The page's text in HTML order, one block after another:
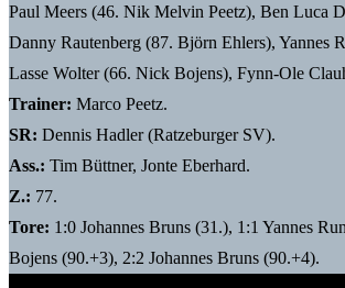
Paul Meers (46. Nik Melvin Peetz), Ben Luca
Danny Rautenberg (87. Björn Ehlers), Yannes
Lasse Wolter (66. Nick Bojens), Fynn-Ole
Trainer: Marco Peetz.
SR: Dennis Hadler (Ratzeburger SV).
Ass.: Tim Büttner, Jonte Eberhard.
Z.: 77.
Tore: 1:0 Johannes Bruns (31.), 1:1 Yannes
Bojens (90.+3), 2:2 Johannes Bruns (90.+4).